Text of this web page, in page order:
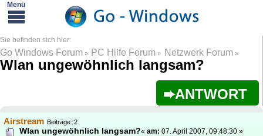
Go Windows Forum » PC Hilfe Forum » Netzwerk Forum»
Wlan ungewöhnlich langsam?
ANTWORT
Airstream Beiträge: 2
Wlan ungewöhnlich langsam?«am: 07. April 2007, 09:48:30 »